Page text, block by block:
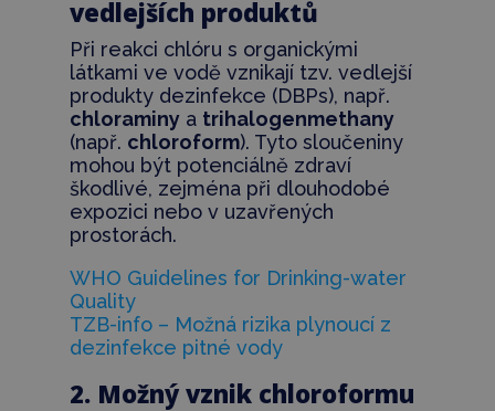
vedlejších produktů
Při reakci chlóru s organickými
látkami ve vodě vznikají tzv. vedlejší
produkty dezinfekce (DBPs), např.
chloraminya trihalogenmethany
(např. chloroform). Tyto sloučeniny
mohou být potenciálně zdraví
škodlivé, zejména při dlouhodobé
expozici nebo v uzavřených
prostorách.
WHO Guidelines for Drinking-water
Quality
TZB-info – Možná rizika plynoucí z
dezinfekce pitné vody
2. Možný vznik chloroformu